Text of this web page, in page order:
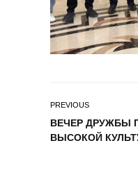
PREVIOUS
ВЕЧЕР ДРУЖБЫ
ВЫСОКОЙ